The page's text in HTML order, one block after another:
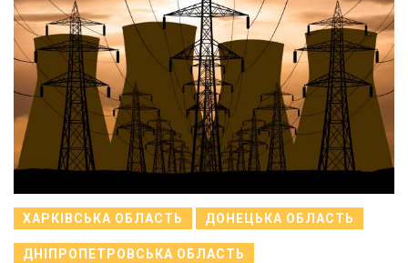
ХАРКІВСЬКА ОБЛАСТЬ ДОНЕЦЬКА ОБЛАСТЬ
ДНІПРОПЕТРОВСЬКА ОБЛАСТЬ